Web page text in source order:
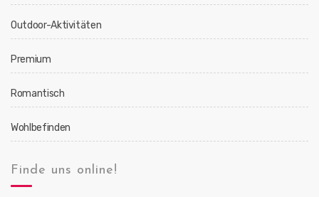
Outdoor-Aktivitäten
Premium
Romantisch
Wohlbefinden
Finde uns online!